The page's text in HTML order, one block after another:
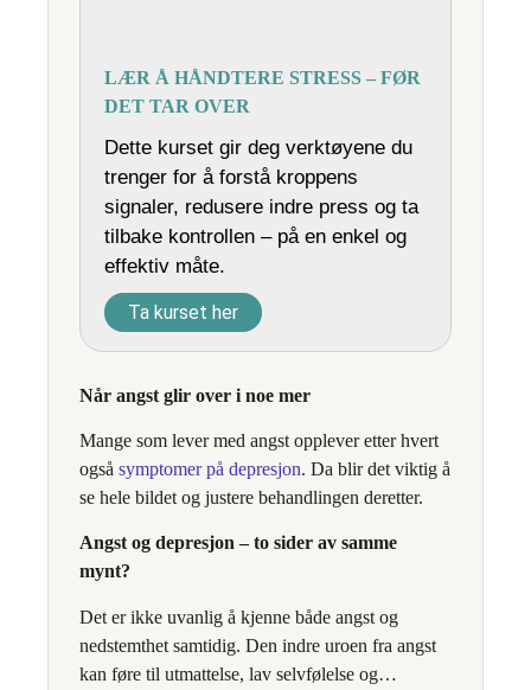
LÆR Å HÅNDTERE STRESS – FØR
DET TAR OVER
Dette kurset gir deg verktøyene du
trenger for å forstå kroppens
signaler, redusere indre press og ta
tilbake kontrollen – på en enkel og
effektiv måte.
Ta kurset her
Når angst glir over i noe mer
Mange som lever med angst opplever etter hvert
også symptomer på depresjon. Da blir det viktig å
se hele bildet og justere behandlingen deretter.
Angst og depresjon – to sider av samme
mynt?
Det er ikke uvanlig å kjenne både angst og
nedstemthet samtidig. Den indre uroen fra angst
kan føre til utmattelse, lav selvfølelse og